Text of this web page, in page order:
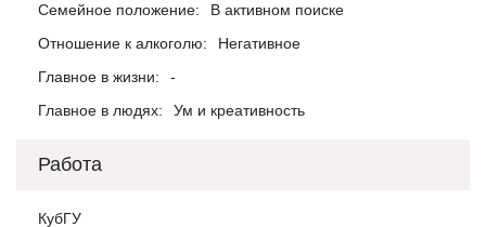
Семейное положение:
В активном поиске
Отношение к алкоголю:
Негативное
Главное в жизни:
-
Главное в людях:
Ум и креативность
Работа
КубГУ